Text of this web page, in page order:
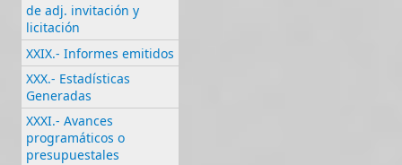
de adj. invitación y
licitación
XXIX.- Informes emitidos
XXX.- Estadísticas
Generadas
XXXI.- Avances
programáticos o
presupuestales